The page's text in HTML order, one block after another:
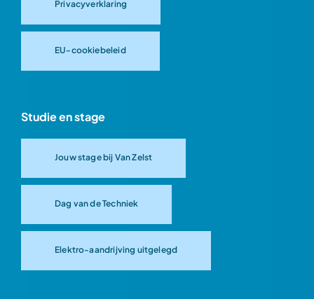
Privacyverklaring
EU-cookiebeleid
Studie en stage
Jouw stage bij Van Zelst
Dag van de Techniek
Elektro-aandrijving uitgelegd